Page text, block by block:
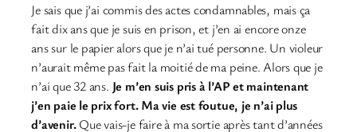
Je sais que j’ai commis des actes condamnables, mais ça
fait dix ans que je suis en prison, et j’en ai encore onze
ans sur le papier alors que je n’ai tué personne. Un violeur
n’aurait même pas fait la moitié de ma peine. Alors que je
n’ai que 32 ans. Je m’en suis pris à l’AP et maintenant
j’en paie le prix fort. Ma vie est foutue, je n’ai plus
d’avenir.Que vais-je faire à ma sortie après tant d’années